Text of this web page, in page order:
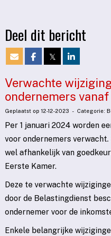
Deel dit bericht
𝕏
Verwachte
ondernemers
Geplaatst op 12-12-2023 - Categorie:
Per 1 januari 2024 worden
voor ondernemers
wel afhankelijk van
Eerste Kamer.
Deze te verwachte
door de Belastingdienst
ondernemer voor de
Enkele belangrijke